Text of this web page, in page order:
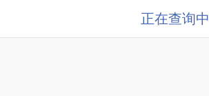
正在查询中